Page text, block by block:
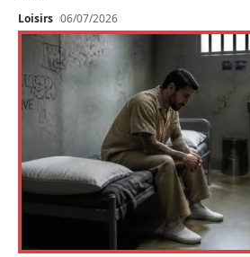
Loisirs 06/07/2026